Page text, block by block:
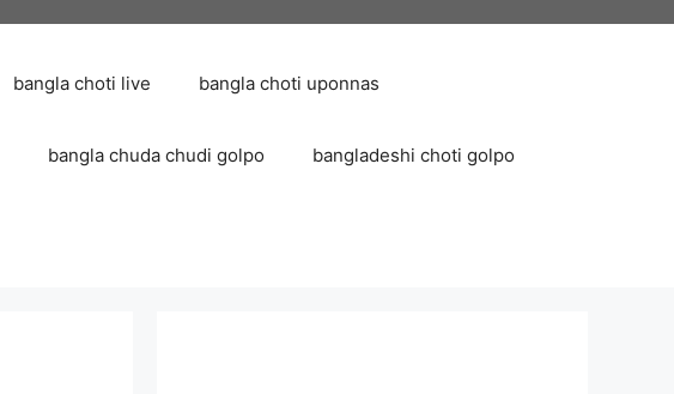
bangla choti live bangla choti uponnas
bangla chuda chudi golpo bangladeshi choti golpo